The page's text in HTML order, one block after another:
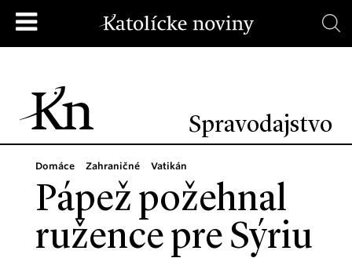
Spravodajstvo
Domáce Zahraničné Vatikán
Pápež požehnal
ružence pre Sýriu